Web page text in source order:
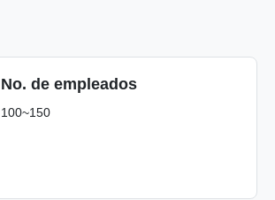
No. de empleados
100~150